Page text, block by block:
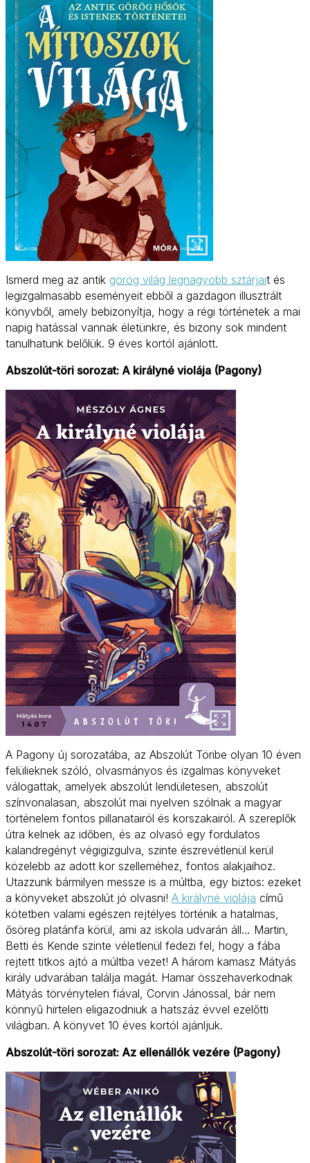
Ismerd meg az antik görög világ legnagyobb sztárjait és
legizgalmasabb eseményeit ebből a gazdagon illusztrált
könyvből, amely bebizonyítja, hogy a régi történetek a mai
napig hatással vannak életünkre, és bizony sok mindent
tanulhatunk belőlük. 9 éves kortól ajánlott.
Abszolút-töri sorozat: A királyné violája (Pagony)
A Pagony új sorozatába, az Abszolút Töribe olyan 10 éven
felülieknek szóló, olvasmányos és izgalmas könyveket
válogattak, amelyek abszolút lendületesen, abszolút
színvonalasan, abszolút mai nyelven szólnak a magyar
történelem fontos pillanatairól és korszakairól. A szereplők
útra kelnek az időben, és az olvasó egy fordulatos
kalandregényt végigizgulva, szinte észrevétlenül kerül
közelebb az adott kor szelleméhez, fontos alakjaihoz.
Utazzunk bármilyen messze is a múltba, egy biztos: ezeket
a könyveket abszolút jó olvasni! A királyné violája című
kötetben valami egészen rejtélyes történik a hatalmas,
ősöreg platánfa körül, ami az iskola udvarán áll… Martin,
Betti és Kende szinte véletlenül fedezi fel, hogy a fába
rejtett titkos ajtó a múltba vezet! A három kamasz Mátyás
király udvarában találja magát. Hamar összehaverkodnak
Mátyás törvénytelen fiával, Corvin Jánossal, bár nem
könnyű hirtelen eligazodniuk a hatszáz évvel ezelőtti
világban. A könyvet 10 éves kortól ajánljuk.
Abszolút-töri sorozat: Az ellenállók vezére (Pagony)